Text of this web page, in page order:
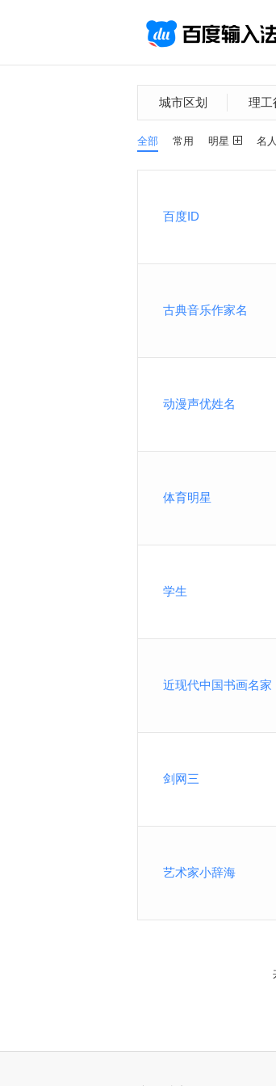
城市区划 理工
全部 常用 明星 名人
百度ID
古典音乐作家名
动漫声优姓名
体育明星
学生
近现代中国书画名家
剑网三
艺术家小辞海